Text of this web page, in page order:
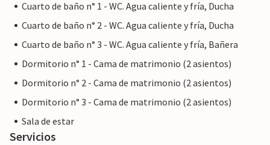
Cuarto de baño n° 1 - WC. Agua caliente y fría, Ducha
Cuarto de baño n° 2 - WC. Agua caliente y fría, Ducha
Cuarto de baño n° 3 - WC. Agua caliente y fría, Bañera
Dormitorio n° 1 - Cama de matrimonio (2 asientos)
Dormitorio n° 2 - Cama de matrimonio (2 asientos)
Dormitorio n° 3 - Cama de matrimonio (2 asientos)
Sala de estar
Servicios